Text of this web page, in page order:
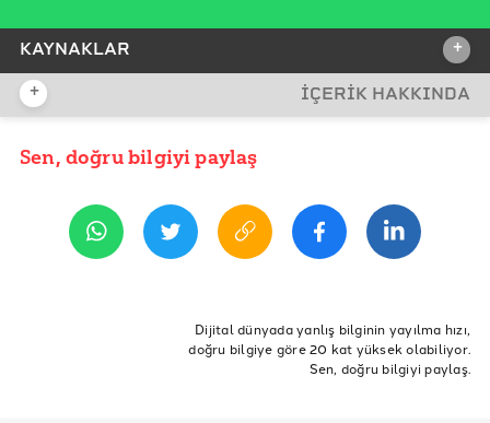
KAYNAKLAR +
İDDİA KAYNAĞI
REFERANSLAR
YouTube
+ İÇERİK HAKKINDA
YAYIN TARİHİ
ukrayna cumhurbaşkanı ukrayna
Sen, doğru bilgiyi paylaş
Dijital dünyada yanlış bilginin yayılma hızı,
doğru bilgiye göre 20 kat yüksek olabiliyor.
Sen, doğru bilgiyi paylaş.